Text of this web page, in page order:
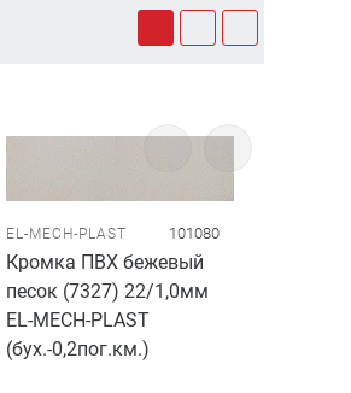
EL-MECH-PLAST 101080
Кромка ПВХ бежевый
песок (7327) 22/1,0мм
EL-MECH-PLAST
(бух.-0,2пог.км.)